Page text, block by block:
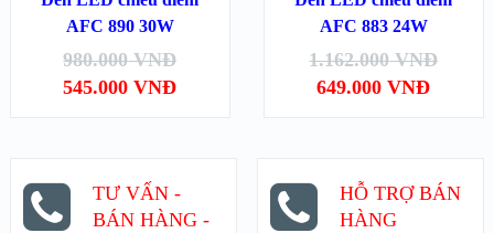
XEM CHI TIẾT
AFC 890 30W
980.000VNĐ
545.000 VNĐ
XEM CHI TIẾT
AFC 883 24W
1.162.000VNĐ
649.000 VNĐ
TƯ VẤN -
BÁN HÀNG -
HỖ TRỢ BÁN
HÀNG